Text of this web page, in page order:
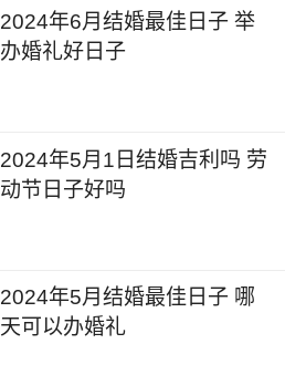
2024年6月结婚最佳日子 举
办婚礼好日子
2024年5月1日结婚吉利吗 劳
动节日子好吗
2024年5月结婚最佳日子 哪
天可以办婚礼